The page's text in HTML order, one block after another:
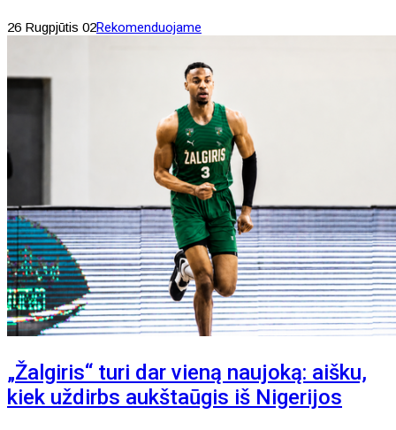
26 Rugpjūtis 02Rekomenduojame
„Žalgiris“ turi dar vieną naujoką: aišku,
kiek uždirbs aukštaūgis iš Nigerijos